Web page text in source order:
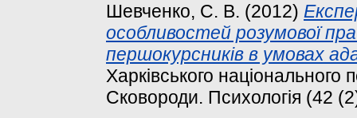
Шевченко, С. В. (2012)
особливостей розумової
першокурсників в умовах
Харківського національного
Сковороди. Психологія (42